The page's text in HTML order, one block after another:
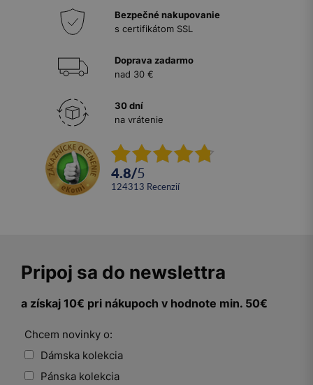
Bezpečné nakupovanie
s certifikátom SSL
Doprava zadarmo
nad 30 €
30 dní
na vrátenie
4.8/5
124313 recenzií
Pripoj sa do newslettra
a získaj 10€ pri nákupoch v hodnote min. 50€
Chcem novinky o:
Dámska kolekcia
Pánska kolekcia